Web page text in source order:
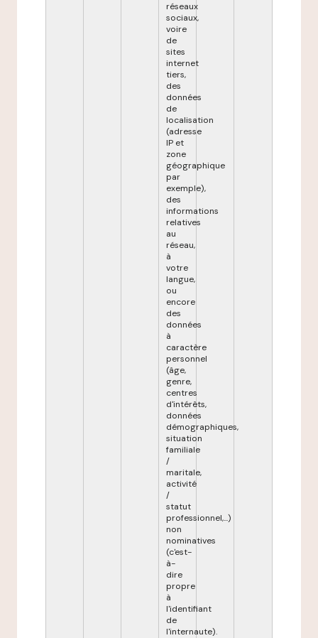
réseaux
sociaux,
voire
de
sites
internet
tiers,
des
données
de
localisation
(adresse
IP et
zone
géographique
par
exemple),
des
informations
relatives
au
réseau,
à
votre
langue,
ou
encore
des
données
à
caractère
personnel
(âge,
genre,
centres
d'intérêts,
données
démographiques,
situation
familiale
/
maritale,
activité
/
statut
professionnel,...)
non
nominatives
(c'est-
à-
dire
propre
à
l'identifiant
de
l'internaute).